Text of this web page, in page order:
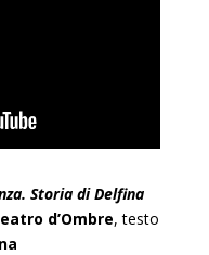
Storia di Delfina
d’Ombre, testo